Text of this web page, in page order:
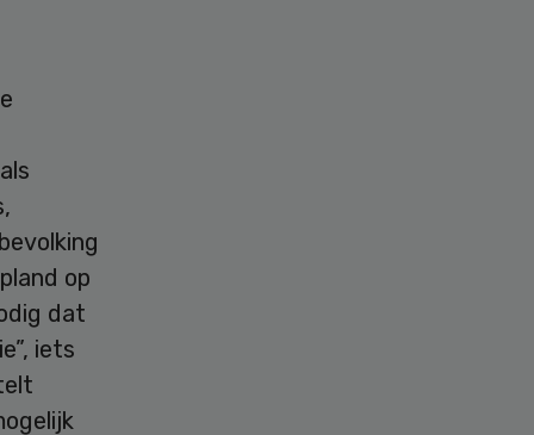
op
dat
iets